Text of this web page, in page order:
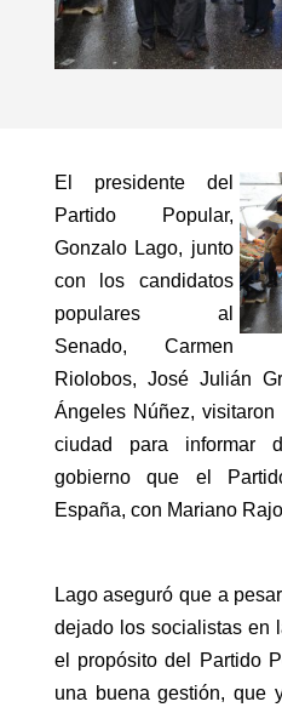
El presidente del
Partido Popular,
Gonzalo Lago, junto
con los candidatos
populares al
Senado, Carmen
Riolobos, José Julián
Ángeles Núñez,
ciudad para informar
gobierno que el
España, con Mariano
Lago aseguró que a
dejado los socialistas en
el propósito del Partido
una buena gestión, que